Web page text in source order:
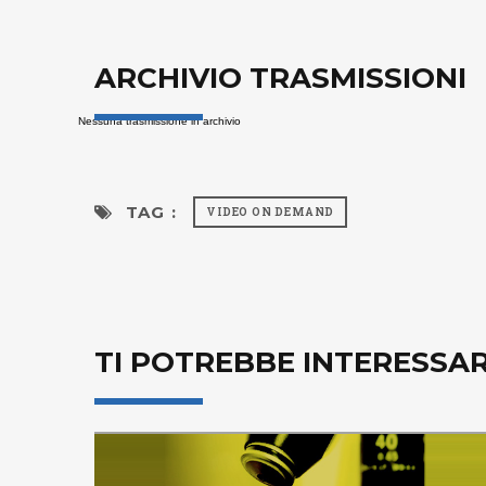
ARCHIVIO TRASMISSIONI
Nessuna trasmissione in archivio
TAG : VIDEO ON DEMAND
TI POTREBBE